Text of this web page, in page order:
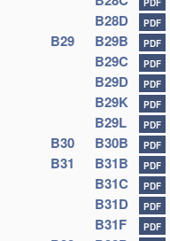
PDF
B28D PDF
B29 B29B PDF
B29C PDF
B29D PDF
B29K PDF
B29L PDF
B30 B30B PDF
B31 B31B PDF
B31C PDF
B31D PDF
B31F PDF